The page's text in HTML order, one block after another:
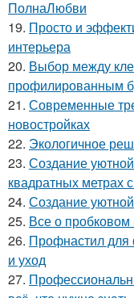
ПолнаЛюбви
19. Просто и
интерьера
20. Выбор между
профилированным
21. Современные
новостройках
22. Экологичное
23. Создание
квадратных метрах
24. Создание
25. Все о пробковом
26. Профнастил для
и уход
27.